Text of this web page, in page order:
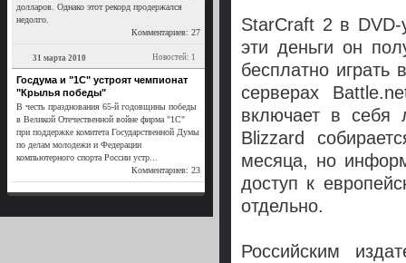
долларов. Однако этот рекорд продержался
недолго.
Комментариев: 27
Новостей: 1
31 марта 2010
Госдума и "1С" устроят чемпионат
"Крылья победы"
В честь празднования 65-й годовщины победы
в Великой Отечественной войне фирма "1С"
при поддержке комитета Государственной Думы
по делам молодежи и Федерации
компьютерного спорта России устр...
Комментариев: 23
StarCraft 2 в DVD-
эти деньги он
бесплатно
серверах
включает в
Blizzard
месяца, но
доступ к
отдельно.
Российским